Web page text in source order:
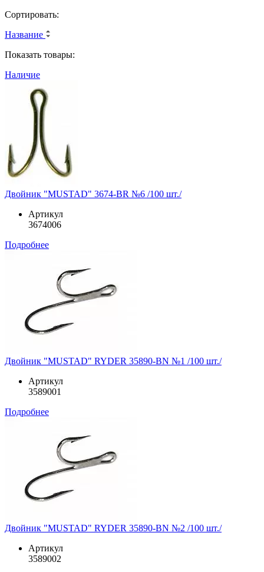
Сортировать:
Название
Показать товары:
Наличие
Двойник "MUSTAD" 3674-BR №6 /100 шт./
Артикул
3674006
Подробнее
Двойник "MUSTAD" RYDER 35890-BN №1 /100 шт./
Артикул
3589001
Подробнее
Двойник "MUSTAD" RYDER 35890-BN №2 /100 шт./
Артикул
3589002